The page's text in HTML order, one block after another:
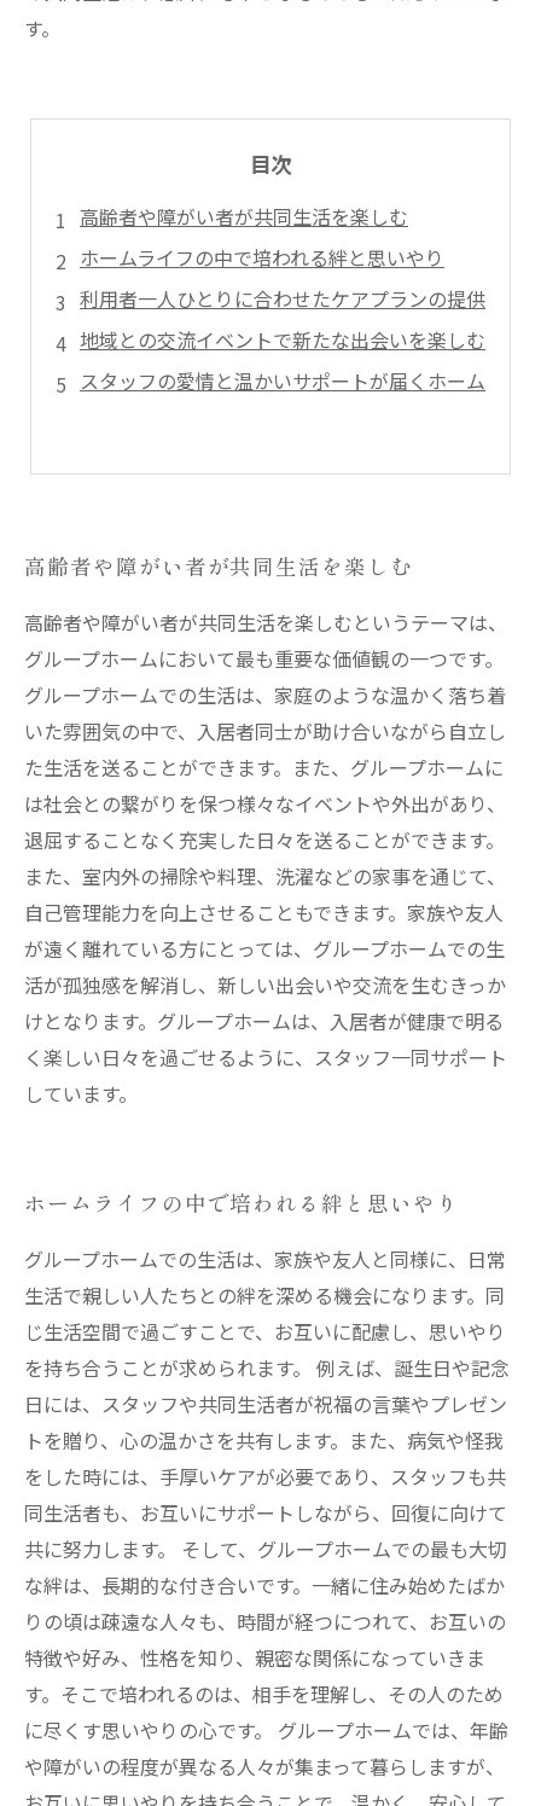
す。
目次
高齢者や障がい者が共同生活を楽しむ
ホームライフの中で培われる絆と思いやり
利用者一人ひとりに合わせたケアプランの提供
地域との交流イベントで新たな出会いを楽しむ
スタッフの愛情と温かいサポートが届くホーム
高齢者や障がい者が共同生活を楽しむ
高齢者や障がい者が共同生活を楽しむというテーマは、
グループホームにおいて最も重要な価値観の一つです。
グループホームでの生活は、家庭のような温かく落ち着
いた雰囲気の中で、入居者同士が助け合いながら自立し
た生活を送ることができます。また、グループホームに
は社会との繋がりを保つ様々なイベントや外出があり、
退屈することなく充実した日々を送ることができます。
また、室内外の掃除や料理、洗濯などの家事を通じて、
自己管理能力を向上させることもできます。家族や友人
が遠く離れている方にとっては、グループホームでの生
活が孤独感を解消し、新しい出会いや交流を生むきっか
けとなります。グループホームは、入居者が健康で明る
く楽しい日々を過ごせるように、スタッフ一同サポート
しています。
ホームライフの中で培われる絆と思いやり
グループホームでの生活は、家族や友人と同様に、日常
生活で親しい人たちとの絆を深める機会になります。同
じ生活空間で過ごすことで、お互いに配慮し、思いやり
を持ち合うことが求められます。 例えば、誕生日や記念
日には、スタッフや共同生活者が祝福の言葉やプレゼン
トを贈り、心の温かさを共有します。また、病気や怪我
をした時には、手厚いケアが必要であり、スタッフも共
同生活者も、お互いにサポートしながら、回復に向けて
共に努力します。 そして、グループホームでの最も大切
な絆は、長期的な付き合いです。一緒に住み始めたばか
りの頃は疎遠な人々も、時間が経つにつれて、お互いの
特徴や好み、性格を知り、親密な関係になっていきま
す。そこで培われるのは、相手を理解し、その人のため
に尽くす思いやりの心です。 グループホームでは、年齢
や障がいの程度が異なる人々が集まって暮らしますが、